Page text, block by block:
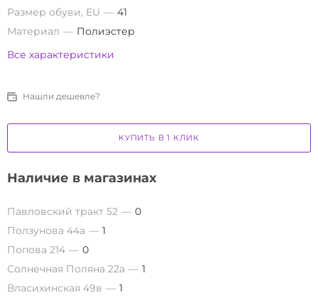
Размер обуви, EU
41
Материал
Полиэстер
Все характеристики
Нашли дешевле?
КУПИТЬ В 1 КЛИК
Наличие в магазинах
Павловский тракт 52
0
Ползунова 44а
1
Попова 214
0
Солнечная Поляна 22а
1
Власихинская 49в
1